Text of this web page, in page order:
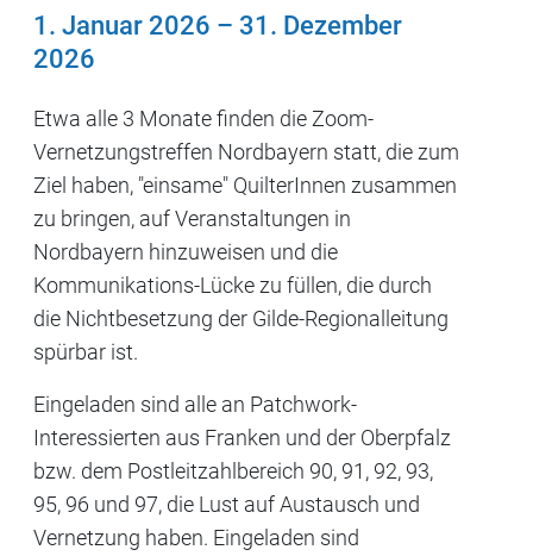
1. Januar 2026 – 31. Dezember
2026
Etwa alle 3 Monate finden die Zoom-
Vernetzungstreffen Nordbayern statt, die zum
Ziel haben, "einsame" QuilterInnen zusammen
zu bringen, auf Veranstaltungen in
Nordbayern hinzuweisen und die
Kommunikations-Lücke zu füllen, die durch
die Nichtbesetzung der Gilde-Regionalleitung
spürbar ist.
Eingeladen sind alle an Patchwork-
Interessierten aus Franken und der Oberpfalz
bzw. dem Postleitzahlbereich 90, 91, 92, 93,
95, 96 und 97, die Lust auf Austausch und
Vernetzung haben. Eingeladen sind